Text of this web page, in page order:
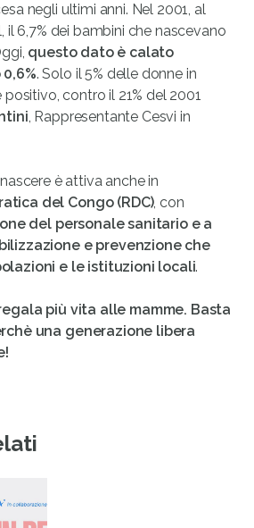
negli ultimi anni. Nel 2001, al
il 6,7% dei bambini che nascevano
questo dato è calato
. Solo il 5% delle donne in
contro il 21% del 2001
, Rappresentante Cesvi in
è attiva anche in
del Congo (RDC), con
del personale sanitario e a
e prevenzione che
e le istituzioni locali.
più vita alle mamme. Basta
una generazione libera